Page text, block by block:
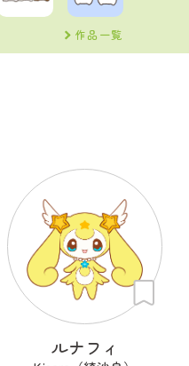
作品一覧
ルナフィ